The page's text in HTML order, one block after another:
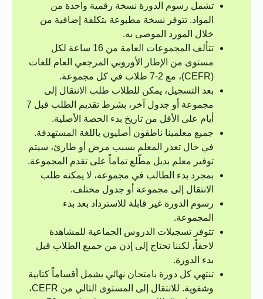
تشمل رسوم الدورة نسخة رقمية واحدة من
المواد. تتوفر نسخة مطبوعة بتكلفة إضافية من
خلال المورد الموصى به.
تتألف المجموعات العامة من 16 ساعة لكل
مستوى من الإطار الأوروبي المرجعي العام للغات
(CEFR)، مع 2-7 طلاب في كل مجموعة.
بعد التسجيل، يمكن للطلاب طلب الانتقال إلى
مجموعة أو جدول آخر، بشرط تقديم الطلب قبل 7
أيام على الأقل من تاريخ بدء الحصة الأصلية.
جميع معلمينا ناطقون أصليون باللغة المستهدفة.
في حال تعذر المعلم بسبب مرض أو طارئ، سيتم
توفير معلم بديل مطّلع تماماً على تقدم المجموعة.
بمجرد بدء الطالب في مجموعة، لا يمكنه طلب
الانتقال إلى مجموعة أو جدول مختلف.
رسوم الدورة غير قابلة للاسترداد بعد بدء
المجموعة.
تتوفر تسجيلات الدروس الجماعية للمشاهدة
لاحقاً، لكننا نحتاج إلى إذن من جميع الطلاب قبل
بدء الدورة.
تنتهي كل دورة بامتحان نهائي يشمل أقساماً كتابية
وشفوية. للانتقال إلى المستوى التالي من CEFR،